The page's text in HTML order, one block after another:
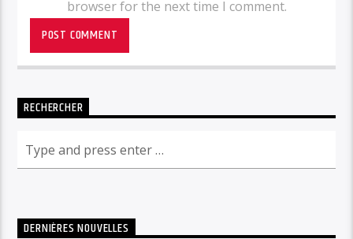
browser for the next time I comment.
RECHERCHER
DERNIÈRES NOUVELLES